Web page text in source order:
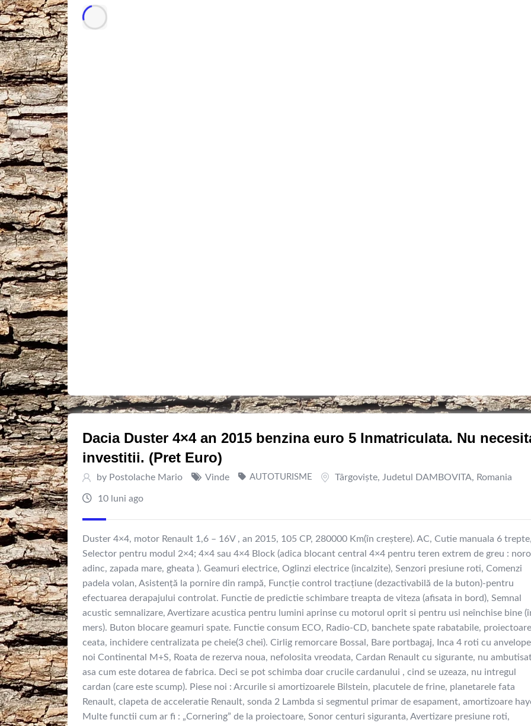
Dacia Duster 4×4 an 2015 benzina euro 5 Inmatriculata. Nu
investitii. (Pret Euro)
by Postolache Mario Vinde AUTOTURISME Târgovişte, Judetul DAMBOVITA, Romania
10 luni ago
Duster 4×4, motor Renault 1,6 – 16V , an 2015, 105 CP, 280000 Km(în creștere). AC, Cutie manuala 6
Selector pentru modul 2×4; 4×4 sau 4×4 Block (adica blocant central 4×4 pentru teren extrem de greu :
adinc, zapada mare, gheata ). Geamuri electrice, Oglinzi electrice (incalzite), Senzori presiune roti, Comenzi
padela volan, Asistență la pornire din rampă, Funcție control tracțiune (dezactivabilă de la buton)-pentru
efectuarea derapajului controlat. Functie de predictie schimbare treapta de viteza (afisata in bord), Semnal
acustic semnalizare, Avertizare acustica pentru lumini aprinse cu motorul oprit si pentru usi neînchise bine
mers). Buton blocare geamuri spate. Functie consum ECO, Radio-CD, banchete spate rabatabile, proiectoare
ceata, inchidere centralizata pe cheie(3 chei). Cirlig remorcare Bossal, Bare portbagaj, Inca 4 roti cu anvelope
noi Continental M+S, Roata de rezerva noua, nefolosita vreodata, Cardan Renault cu sigurante, nu
asa cum este dotarea de fabrica. Deci se pot schimba doar crucile cardanului , cind se uzeaza, nu intregul
cardan (care este scump). Piese noi : Arcurile si amortizoarele Bilstein, placutele de frine, planetarele fata
Renault, clapeta de acceleratie Renault, sonda 2 Lambda si segmentul primar de esapament, amortizoare
Multe functii cum ar fi : „Cornering” de la proiectoare, Sonor centuri siguranta, Avertizare presiune roti,